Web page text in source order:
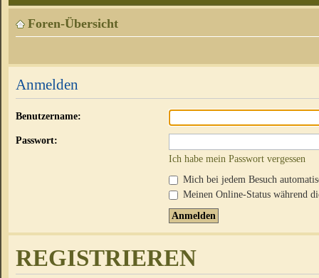
Foren-Übersicht
Anmelden
Benutzername:
Passwort:
Ich habe mein Passwort vergessen
Mich bei jedem Besuch
Meinen Online-Status während
REGISTRIEREN